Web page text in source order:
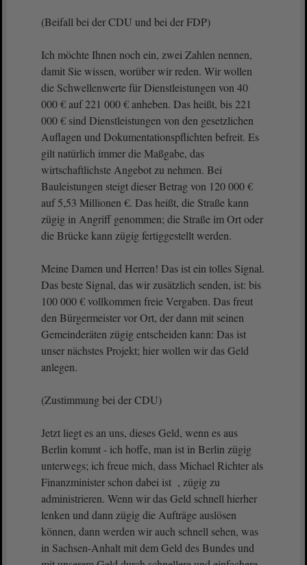
(Beifall bei der CDU und bei der FDP)
Ich möchte Ihnen noch ein, zwei Zahlen nennen,
damit Sie wissen, worüber wir reden. Wir wollen
die Schwellenwerte für Dienstleistungen von 40
000 € auf 221 000 € anheben. Das heißt, bis 221
000 € sind Dienstleistungen von den gesetzlichen
Auflagen und Dokumentationspflichten befreit. Es
gilt natürlich immer die Maßgabe, das
wirtschaftlichste Angebot zu nehmen. Bei
Bauleistungen steigt dieser Betrag von 120 000 €
auf 5,53 Millionen €. Das heißt, die Straße kann
zügig in Angriff genommen; die Straße im Ort oder
die Brücke kann zügig fertiggestellt werden.
Meine Damen und Herren! Das ist ein tolles Signal.
Das beste Signal, das wir zusätzlich senden, ist: bis
100 000 € vollkommen freie Vergaben. Das freut
den Bürgermeister vor Ort, der dann mit seinen
Gemeinderäten zügig entscheiden kann: Das ist
unser nächstes Projekt; hier wollen wir das Geld
anlegen.
(Zustimmung bei der CDU)
Jetzt liegt es an uns, dieses Geld, wenn es aus
Berlin kommt - ich hoffe, man ist in Berlin zügig
unterwegs; ich freue mich, dass Michael Richter als
Finanzminister schon dabei ist , zügig zu
administrieren. Wenn wir das Geld schnell hierher
lenken und dann zügig die Aufträge auslösen
können, dann werden wir auch schnell sehen, was
in Sachsen-Anhalt mit dem Geld des Bundes und